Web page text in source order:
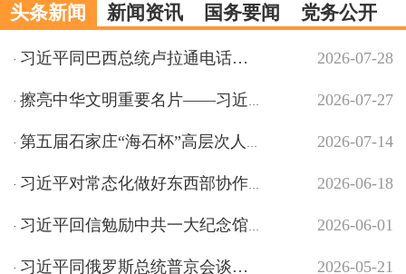
头条新闻 新闻资讯 国务要闻 党务公开
· 习近平同巴西总统卢拉通电话… 2026-07-28
· 擦亮中华文明重要名片——习近平文化思想引领中国世...… 2026-07-27
· 第五届石家庄“海石杯”高层次人才创新创业大赛启动… 2026-07-14
· 习近平对常态化做好东西部协作工作作出重要指示… 2026-06-18
· 习近平回信勉励中共一大纪念馆、南湖革命纪念馆少先...… 2026-06-01
· 习近平同俄罗斯总统普京会谈…
2026-05-21